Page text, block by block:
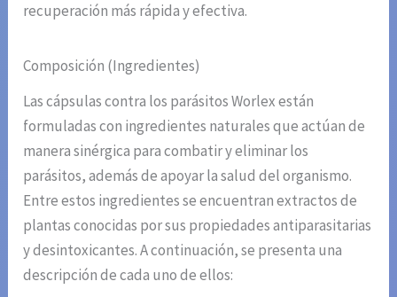
recuperación más rápida y efectiva.
Composición (Ingredientes)
Las cápsulas contra los parásitos Worlex están
formuladas con ingredientes naturales que actúan de
manera sinérgica para combatir y eliminar los
parásitos, además de apoyar la salud del organismo.
Entre estos ingredientes se encuentran extractos de
plantas conocidas por sus propiedades antiparasitarias
y desintoxicantes. A continuación, se presenta una
descripción de cada uno de ellos: